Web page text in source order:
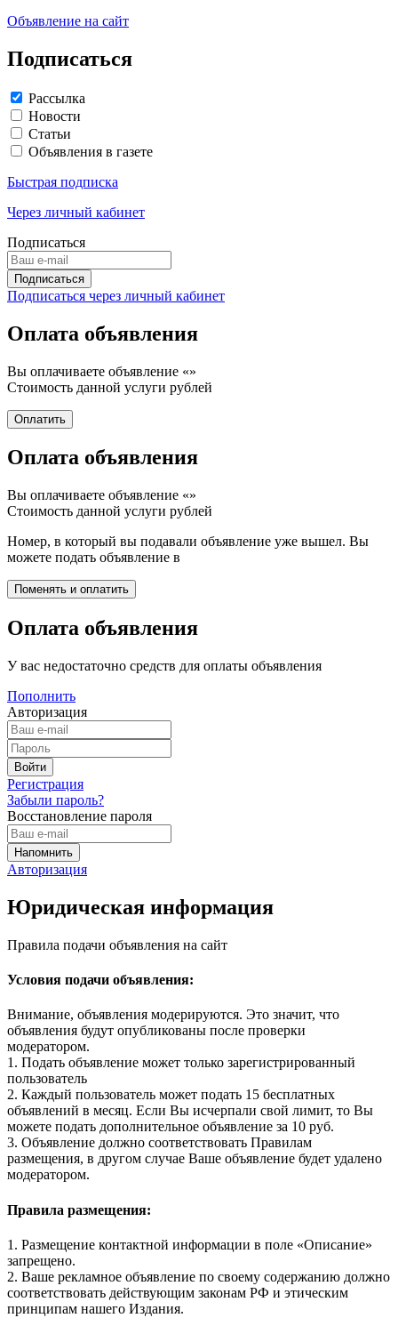
Объявление на сайт
Подписаться
Рассылка
Новости
Статьи
Объявления в газете
Быстрая подписка
Через личный кабинет
Подписаться
Подписаться через личный кабинет
Оплата объявления
Вы оплачиваете объявление «»
Стоимость данной услуги рублей
Оплата объявления
Вы оплачиваете объявление «»
Стоимость данной услуги рублей
Номер, в который вы подавали объявление уже вышел. Вы
можете подать объявление в
Оплата объявления
У вас недостаточно средств для оплаты объявления
Пополнить
Авторизация
Регистрация
Забыли пароль?
Восстановление пароля
Авторизация
Юридическая информация
Правила подачи объявления на сайт
Условия подачи объявления:
Внимание, объявления модерируются. Это значит, что
объявления будут опубликованы после проверки
модератором.
1. Подать объявление может только зарегистрированный
пользователь
2. Каждый пользователь может подать 15 бесплатных
объявлений в месяц. Если Вы исчерпали свой лимит, то Вы
можете подать дополнительное объявление за 10 руб.
3. Объявление должно соответствовать Правилам
размещения, в другом случае Ваше объявление будет удалено
модератором.
Правила размещения:
1. Размещение контактной информации в поле «Описание»
запрещено.
2. Ваше рекламное объявление по своему содержанию должно
соответствовать действующим законам РФ и этическим
принципам нашего Издания.